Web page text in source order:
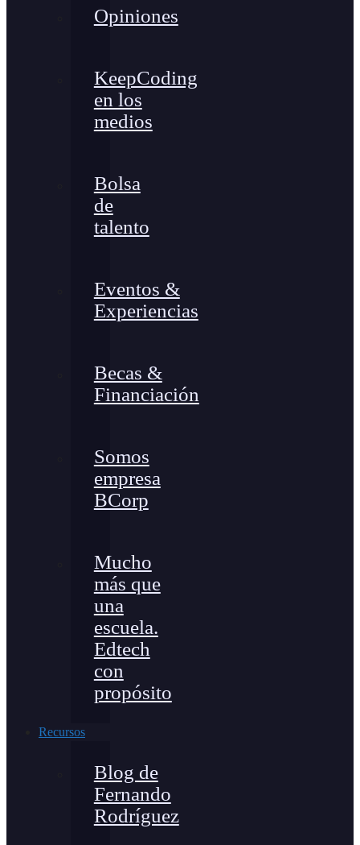
Opiniones
KeepCoding
en los
medios
Bolsa
de
talento
Eventos &
Experiencias
Becas &
Financiación
Somos
empresa
BCorp
Mucho
más que
una
escuela.
Edtech
con
propósito
Recursos
Blog de
Fernando
Rodríguez